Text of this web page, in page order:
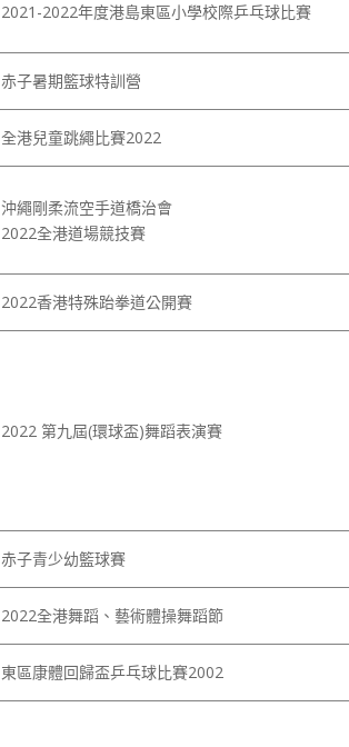
2021-2022年度港島東區小學校際乒乓球比賽
赤子暑期籃球特訓營
全港兒童跳繩比賽2022
沖繩剛柔流空手道橋治會
2022全港道場競技賽
2022香港特殊跆拳道公開賽
2022 第九屆(環球盃)舞蹈表演賽
赤子青少幼籃球賽
2022全港舞蹈、藝術體操舞蹈節
東區康體回歸盃乒乓球比賽2002